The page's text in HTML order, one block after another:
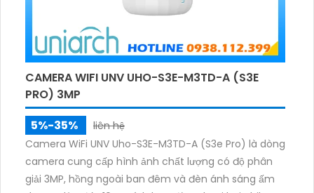
CAMERA WIFI UNV UHO-S3E-M3TD-A (S3E
PRO) 3MP
5%-35%
liên hệ
Camera WiFi UNV Uho-S3E-M3TD-A (S3e Pro) là dòng
camera cung cấp hình ảnh chất lượng có độ phân
giải 3MP, hồng ngoài ban đêm và đèn ánh sáng ấm